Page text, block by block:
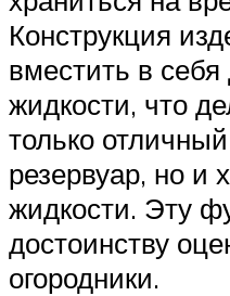
Конструкция
вместить в
жидкости, что
только
резервуар, но и
жидкости. Эту
достоинству
огородники.